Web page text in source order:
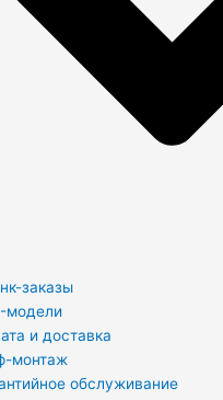
заказы
модели
и доставка
монтаж
обслуживание